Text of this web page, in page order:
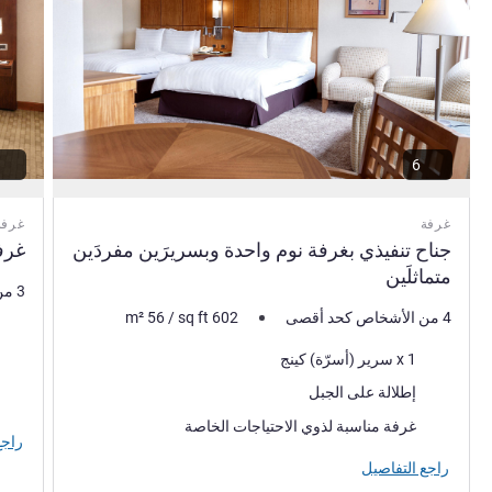
غرفة
جناح تنفيذي بغرفة نوم واحدة وبسريرَين مفردَين
متماثلَين
6
4 من الأشخاص كحد أقصى m² 56/sq ft 602
فرش السرير
1 x سرير (أسرّة) كينج
المناظر:إطلالة على الجبل
غرفة مناسبة لذوي الاحتياجات الخاصة
راجع التفاصيل
3 من الأشخاص كحد أقصى